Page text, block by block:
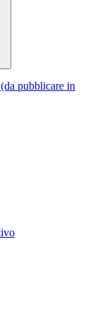
pubblicare in